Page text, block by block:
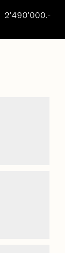
2'490'000.-